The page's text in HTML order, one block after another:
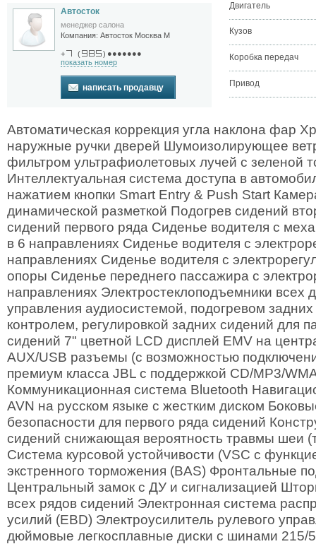
Автосток
менеджер салона
Компания: Автосток Москва М
+ ( ) ●●●●●●●
показать номер
написать продавцу
Двигатель
Кузов
Коробка передач
Привод
Автоматическая коррекция угла наклона фар
наружные ручки дверей Шумоизолирующее
фильтром ультрафиолетовых лучей с зеленой
Интеллектуальная система доступа в
нажатием кнопки Smart Entry & Push Start
динамической разметкой Подогрев сидений
сидений первого ряда Сиденье водителя с
в 6 направлениях Сиденье водителя с
направлениях Сиденье водителя с
опоры Сиденье переднего пассажира с
направлениях Электростеклоподъемники всех
управления аудиосистемой, подогревом
контролем, регулировкой задних сидений для
сидений 7" цветной LCD дисплей EMV на
AUX/USB разъемы (c возможностью
премиум класса JBL с поддержкой CD/MP3/
Коммуникационная система Bluetooth
AVN на русском языке с жестким диском
безопасности для первого ряда сидений
сидений снижающая вероятность травмы шеи
Система курсовой устойчивости (VSC с
экстренного торможения (BAS) Фронтальные
Центральный замок с ДУ и сигнализацией
всех рядов сидений Электронная система
усилий (EBD) Электроусилитель рулевого
дюймовые легкосплавные диски c шинами 215/